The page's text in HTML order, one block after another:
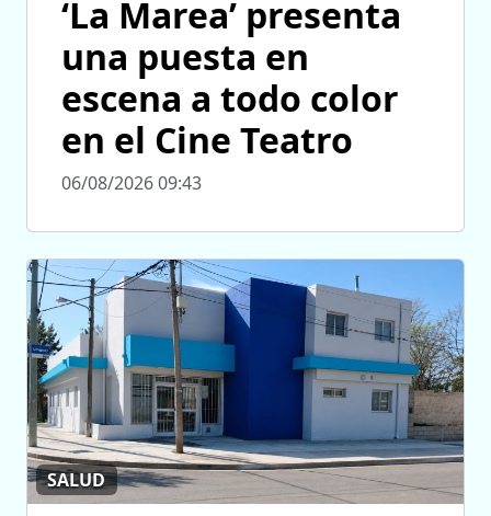
‘La Marea’ presenta
una puesta en
escena a todo color
en el Cine Teatro
06/08/2026 09:43
SALUD